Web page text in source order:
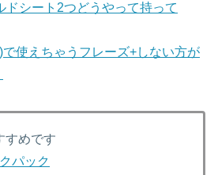
ドシート2つどうやって持って
で使えちゃうフレーズ+しない方が
すめです
パック